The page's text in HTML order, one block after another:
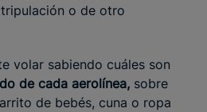
o de otro
volar sabiendo cuáles son
de cada aerolínea, sobre
de bebés, cuna o ropa